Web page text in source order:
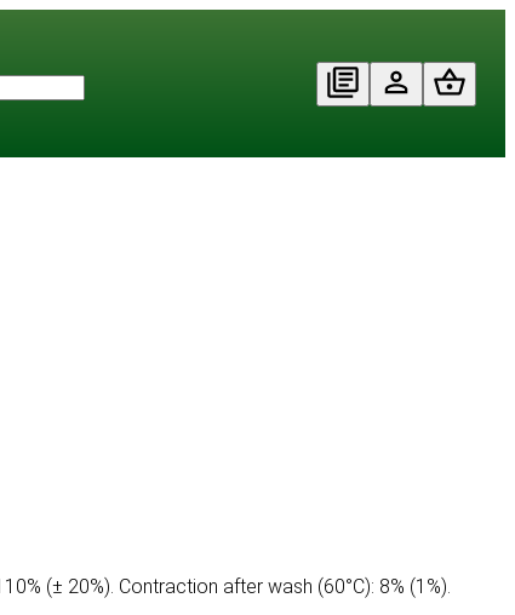
(± 20%). Contraction after wash (60°C): 8% (1%).